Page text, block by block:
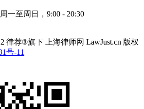
一至周日，9:00 - 20:30
律荐®旗下 上海律师网 LawJust.cn 版权
号-11